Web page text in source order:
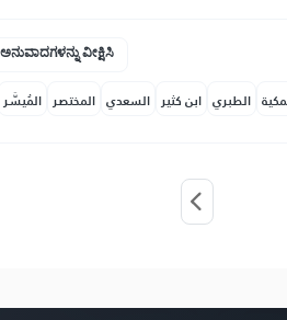
ವೀಕ್ಷಿಸಿ
المُيسَّر المختصر السعدي ابن كثير الطبري